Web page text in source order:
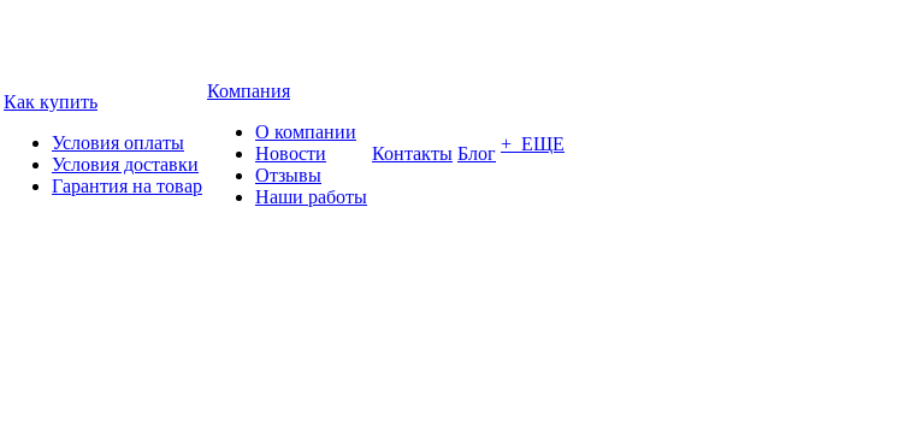
Как купить
Условия оплаты
Условия доставки
Гарантия на товар
Компания
О компании
Новости
Отзывы
Наши работы
Контакты Блог + ЕЩЕ